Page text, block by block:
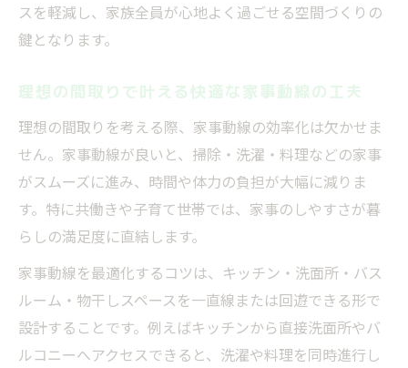
スを軽減し、家族全員が心地よく過ごせる空間づくりの
鍵となります。
理想の間取りで叶える快適な家事動線の工夫
理想の間取りを考える際、家事動線の効率化は欠かせま
せん。家事動線が良いと、掃除・洗濯・料理などの家事
がスムーズに進み、時間や体力の負担が大幅に減りま
す。特に共働きや子育て世帯では、家事のしやすさが暮
らしの満足度に直結します。
家事動線を最適化するコツは、キッチン・洗面所・バス
ルーム・物干しスペースを一直線または回遊できる形で
設計することです。例えばキッチンから直接洗面所やバ
ルコニーへアクセスできると、洗濯や料理を同時進行し